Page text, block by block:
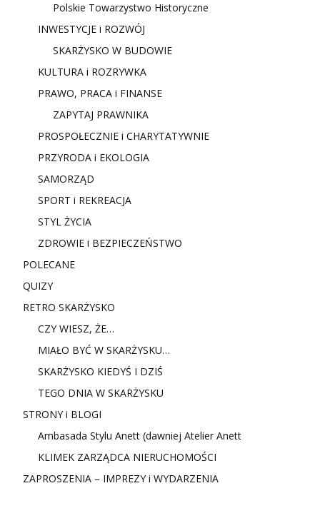
Polskie Towarzystwo Historyczne
INWESTYCJE i ROZWÓJ
SKARŻYSKO W BUDOWIE
KULTURA i ROZRYWKA
PRAWO, PRACA i FINANSE
ZAPYTAJ PRAWNIKA
PROSPOŁECZNIE i CHARYTATYWNIE
PRZYRODA i EKOLOGIA
SAMORZĄD
SPORT i REKREACJA
STYL ŻYCIA
ZDROWIE i BEZPIECZEŃSTWO
POLECANE
QUIZY
RETRO SKARŻYSKO
CZY WIESZ, ŻE…
MIAŁO BYĆ W SKARŻYSKU…
SKARŻYSKO KIEDYŚ I DZIŚ
TEGO DNIA W SKARŻYSKU
STRONY i BLOGI
Ambasada Stylu Anett (dawniej Atelier Anett
KLIMEK ZARZĄDCA NIERUCHOMOŚCI
ZAPROSZENIA – IMPREZY i WYDARZENIA